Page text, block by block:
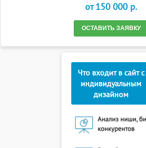
от 150 000 p.
ОСТАВИТЬ ЗАЯВКУ
Что входит в сайт с
индивидуальным
дизайном